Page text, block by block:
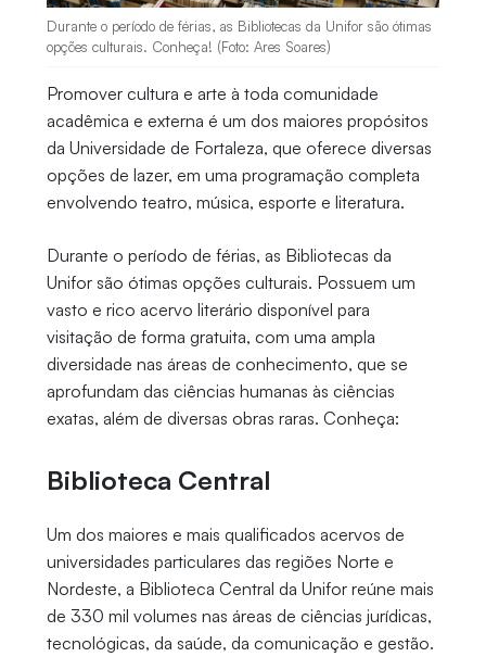
Durante o período de férias, as Bibliotecas da Unifor são ótimas
opções culturais. Conheça! (Foto: Ares Soares)
Promover cultura e arte à toda comunidade
acadêmica e externa é um dos maiores propósitos
da Universidade de Fortaleza, que oferece diversas
opções de lazer, em uma programação completa
envolvendo teatro, música, esporte e literatura.
Durante o período de férias, as Bibliotecas da
Unifor são ótimas opções culturais. Possuem um
vasto e rico acervo literário disponível para
visitação de forma gratuita, com uma ampla
diversidade nas áreas de conhecimento, que se
aprofundam das ciências humanas às ciências
exatas, além de diversas obras raras. Conheça:
Biblioteca Central
Um dos maiores e mais qualificados acervos de
universidades particulares das regiões Norte e
Nordeste, a Biblioteca Central da Unifor reúne mais
de 330 mil volumes nas áreas de ciências jurídicas,
tecnológicas, da saúde, da comunicação e gestão.